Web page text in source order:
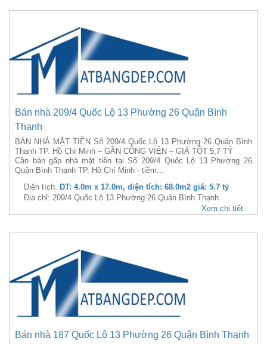
Bán nhà 209/4 Quốc Lộ 13 Phường 26 Quận Bình
Thạnh
BÁN NHÀ MẶT TIỀN Số 209/4 Quốc Lộ 13 Phường 26 Quận Bình
Thạnh TP. Hồ Chí Minh – GẦN CÔNG VIÊN – GIÁ TỐT 5,7 TỶ
Cần bán gấp nhà mặt tiền tại Số 209/4 Quốc Lộ 13 Phường 26
Quận Bình Thạnh TP. Hồ Chí Minh - tiềm...
Diện tích: DT: 4.0m x 17.0m, diện tích: 68.0m2 giá: 5.7 tỷ
Địa chỉ: 209/4 Quốc Lộ 13 Phường 26 Quận Bình Thạnh
Xem chi tiết
Bán nhà 187 Quốc Lộ 13 Phường 26 Quận Bình Thạnh